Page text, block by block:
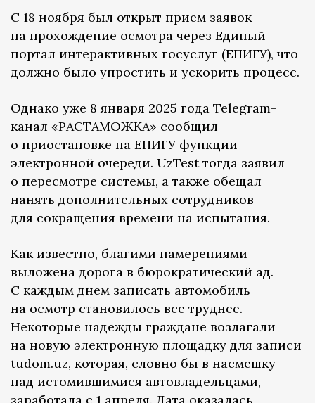
С 18 ноября был открыт прием заявок
на прохождение осмотра через Единый
портал интерактивных госуслуг (ЕПИГУ), что
должно было упростить и ускорить процесс.
Однако уже 8 января 2025 года Telegram-
канал «РАСТАМОЖКА» сообщил
о приостановке на ЕПИГУ функции
электронной очереди. UzTest тогда заявил
о пересмотре системы, а также обещал
нанять дополнительных сотрудников
для сокращения времени на испытания.
Как известно, благими намерениями
выложена дорога в бюрократический ад.
С каждым днем записать автомобиль
на осмотр становилось все труднее.
Некоторые надежды граждане возлагали
на новую электронную площадку для записи
tudom.uz, которая, словно бы в насмешку
над истомившимися автовладельцами,